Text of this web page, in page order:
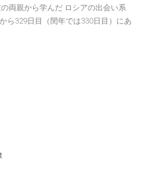
両親から学んだ ロシアの出会い系
ら329日目（閏年では330日目）にあ